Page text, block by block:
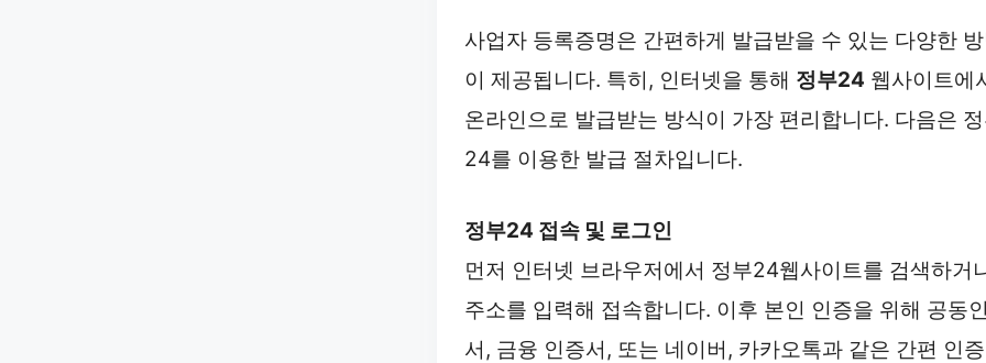
사업자 등록증명은 간편하게 발급받을 수 있는 다양한 방
이 제공됩니다. 특히, 인터넷을 통해 정부24 웹사이트에
온라인으로 발급받는 방식이 가장 편리합니다. 다음은
24를 이용한 발급 절차입니다.
정부24 접속 및 로그인
먼저 인터넷 브라우저에서 정부24웹사이트를 검색하거
주소를 입력해 접속합니다. 이후 본인 인증을 위해 공동
서, 금융 인증서, 또는 네이버, 카카오톡과 같은 간편 인